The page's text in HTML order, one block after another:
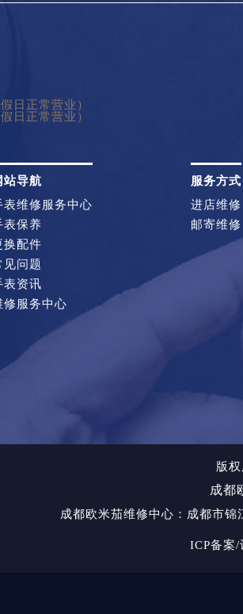
日正常营业）
日正常营业）
站导航
表维修服务中心
表保养
换配件
见问题
表资讯
修服务中心
服务方式
进店维修
邮寄维修
版
成都
成都欧米茄维修中心 ：成都市
ICP备案/
事实错误或涉及版权、名誉权等侵权问